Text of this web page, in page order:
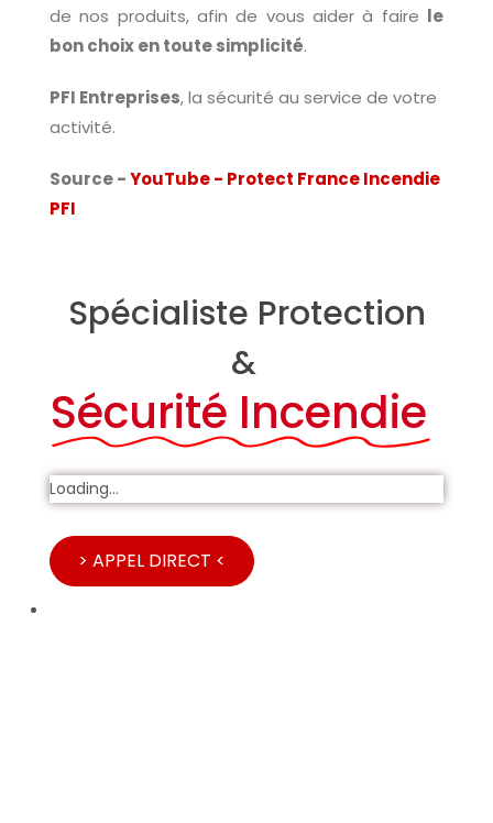
de nos produits, afin de vous aider à faire le
bon choix en toute simplicité.
PFI Entreprises, la sécurité au service de votre
activité.
Source -YouTube - Protect France Incendie
PFI
Spécialiste Protection
&
Sécurité Incendie
Loading...
> APPEL DIRECT <